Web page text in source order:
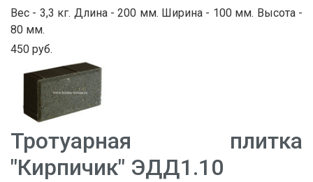
Вес - 3,3 кг. Длина - 200 мм. Ширина - 100 мм. Высота -
80 мм.
450 руб.
Тротуарная плитка
"Кирпичик" ЭДД1.10